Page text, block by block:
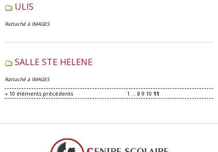
ULIS
Rattaché à IMAGES
SALLE STE HELENE
Rattaché à IMAGES
« 10 éléments précédents 1 ... 8 9 10 11